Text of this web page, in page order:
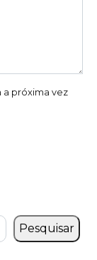
a próxima vez
Pesquisar